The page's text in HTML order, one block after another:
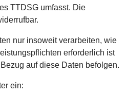
TTDSG umfasst. Die
nur insoweit verarbeiten, wie
erforderlich ist
auf diese Daten befolgen.
ein: